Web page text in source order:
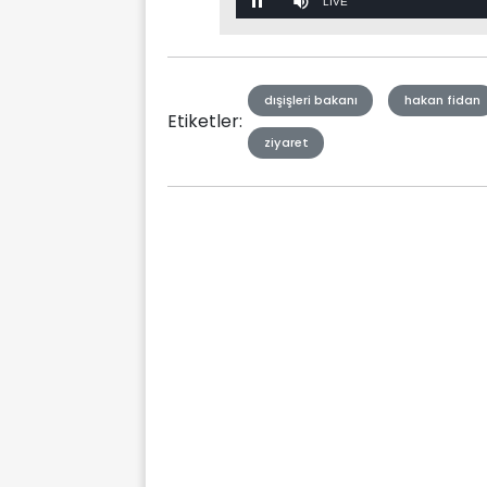
Mute
Etiketler:
dışişleri bakanı hakan fidan
ziyaret